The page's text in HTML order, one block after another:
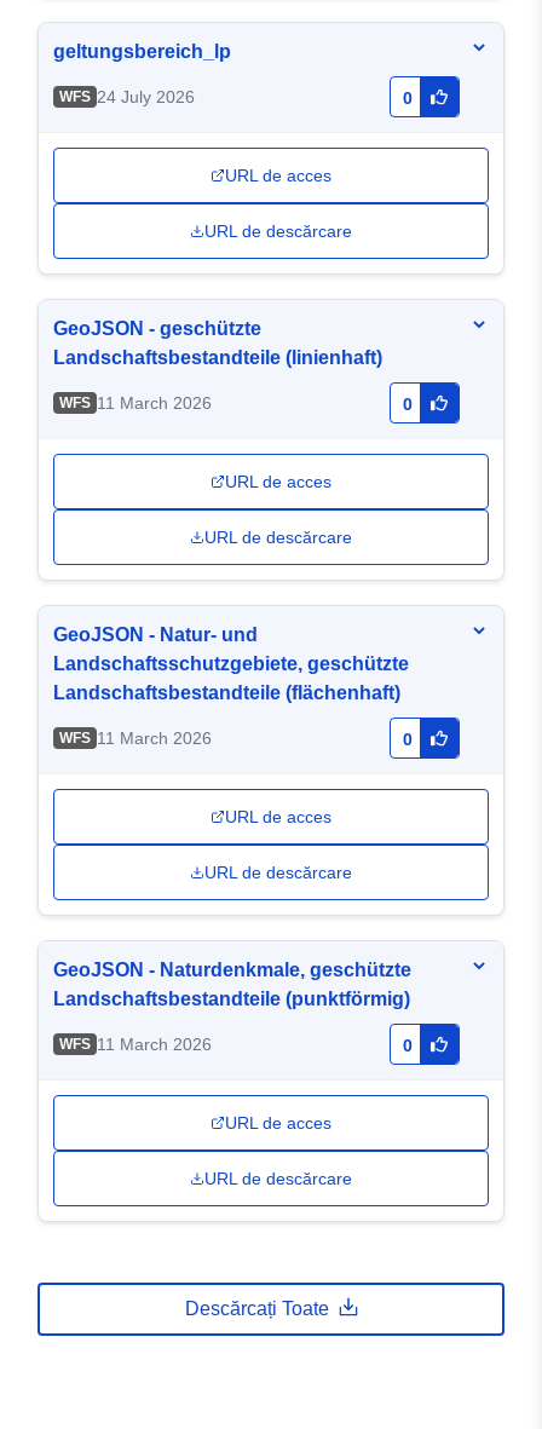
geltungsbereich_lp
WFS 24 July 2026 0
URL de acces
URL de descărcare
GeoJSON - geschützte
Landschaftsbestandteile (linienhaft)
WFS 11 March 2026 0
URL de acces
URL de descărcare
GeoJSON - Natur- und
Landschaftsschutzgebiete, geschützte
Landschaftsbestandteile (flächenhaft)
WFS 11 March 2026 0
URL de acces
URL de descărcare
GeoJSON - Naturdenkmale, geschützte
Landschaftsbestandteile (punktförmig)
WFS 11 March 2026 0
URL de acces
URL de descărcare
Descărcați Toate